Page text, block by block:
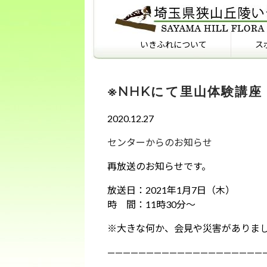
いきふれについて ス
※NHKにて里山体験講座
2020.12.27
センターからのお知らせ
再放送のお知らせです。
放送日：2021年1月7日（木）
時 間：11時30分～
※大きな何か、会見や災害がありま